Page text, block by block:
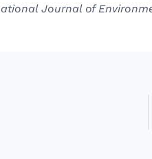
Journal of